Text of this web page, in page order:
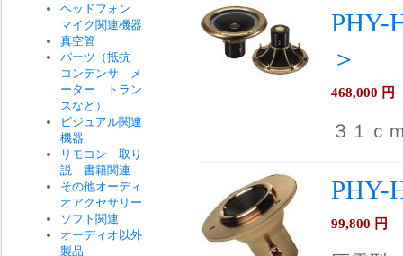
PHY-
＞
468,000 円
３１ｃ
99,800 円
ヘッドフォン
マイク関連機器
真空管
パーツ（抵抗
コンデンサ メ
ーター トラン
スなど）
ビジュアル関連
機器
リモコン 取り
説 書籍関連
その他オーディ
オアクセサリー
ソフト関連
オーディオ以外
製品